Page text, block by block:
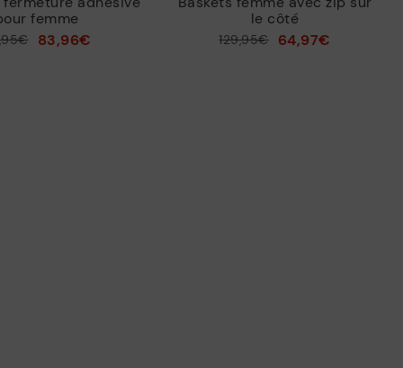
femme
83,96€
le côté
129,95€ 64,97€